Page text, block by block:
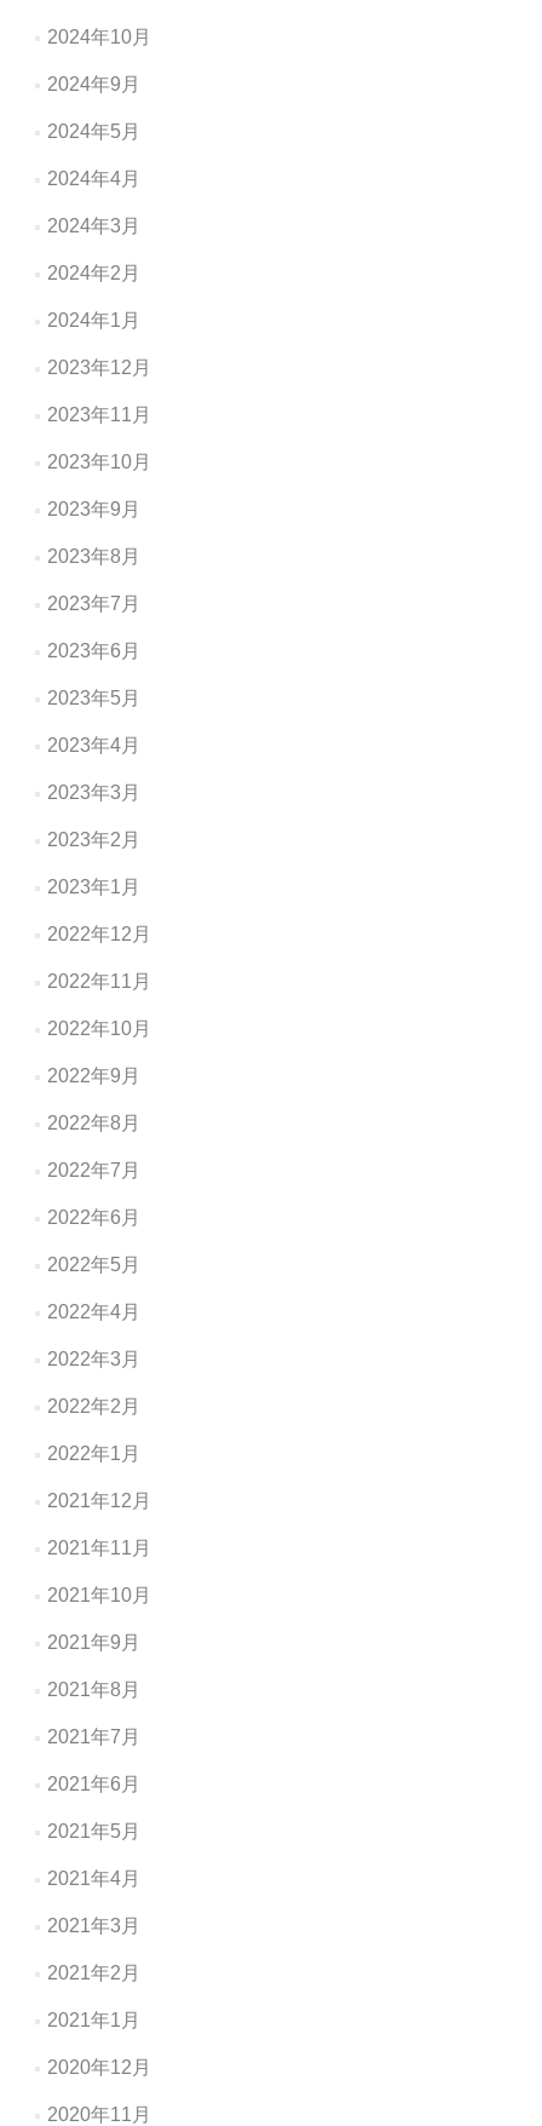
2024年10月
2024年9月
2024年5月
2024年4月
2024年3月
2024年2月
2024年1月
2023年12月
2023年11月
2023年10月
2023年9月
2023年8月
2023年7月
2023年6月
2023年5月
2023年4月
2023年3月
2023年2月
2023年1月
2022年12月
2022年11月
2022年10月
2022年9月
2022年8月
2022年7月
2022年6月
2022年5月
2022年4月
2022年3月
2022年2月
2022年1月
2021年12月
2021年11月
2021年10月
2021年9月
2021年8月
2021年7月
2021年6月
2021年5月
2021年4月
2021年3月
2021年2月
2021年1月
2020年12月
2020年11月